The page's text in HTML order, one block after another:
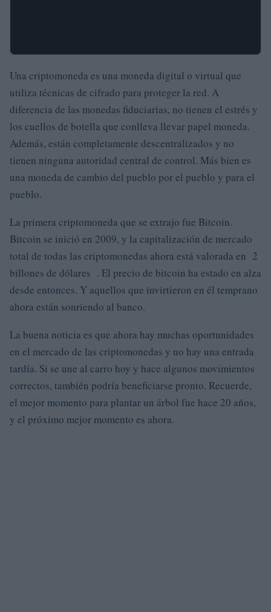
Una criptomoneda es una moneda digital o virtual que
utiliza técnicas de cifrado para proteger la red. A
diferencia de las monedas fiduciarias, no tienen el estrés y
los cuellos de botella que conlleva llevar papel moneda.
Además, están completamente descentralizados y no
tienen ninguna autoridad central de control. Más bien es
una moneda de cambio del pueblo por el pueblo y para el
pueblo.
La primera criptomoneda que se extrajo fue Bitcoin.
Bitcoin se inició en 2009, y la capitalización de mercado
total de todas las criptomonedas ahora está valorada en 2
billones de dólares . El precio de bitcoin ha estado en alza
desde entonces. Y aquellos que invirtieron en él temprano
ahora están sonriendo al banco.
La buena noticia es que ahora hay muchas oportunidades
en el mercado de las criptomonedas y no hay una entrada
tardía. Si se une al carro hoy y hace algunos movimientos
correctos, también podría beneficiarse pronto. Recuerde,
el mejor momento para plantar un árbol fue hace 20 años,
y el próximo mejor momento es ahora.